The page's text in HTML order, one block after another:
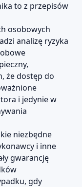
to z przepisów
osobowych
analizę ryzyka
że dostęp do
i jedynie w
niezbędne
i inne
gwarancję
gdy